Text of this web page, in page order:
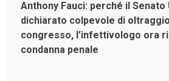
Anthony Fauci: perché il Senato
dichiarato colpevole di
congresso, l’infettivologo ora
condanna penale